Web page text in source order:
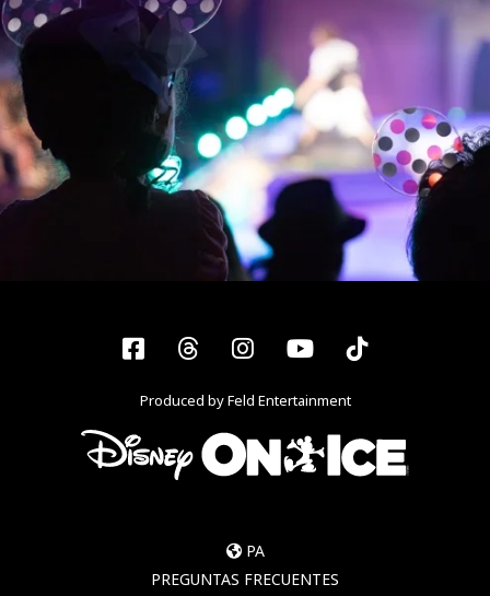
Facebook
ThreadsInstagram
YouTubeTiktok
Produced by Feld Entertainment
PA
PREGUNTAS FRECUENTES